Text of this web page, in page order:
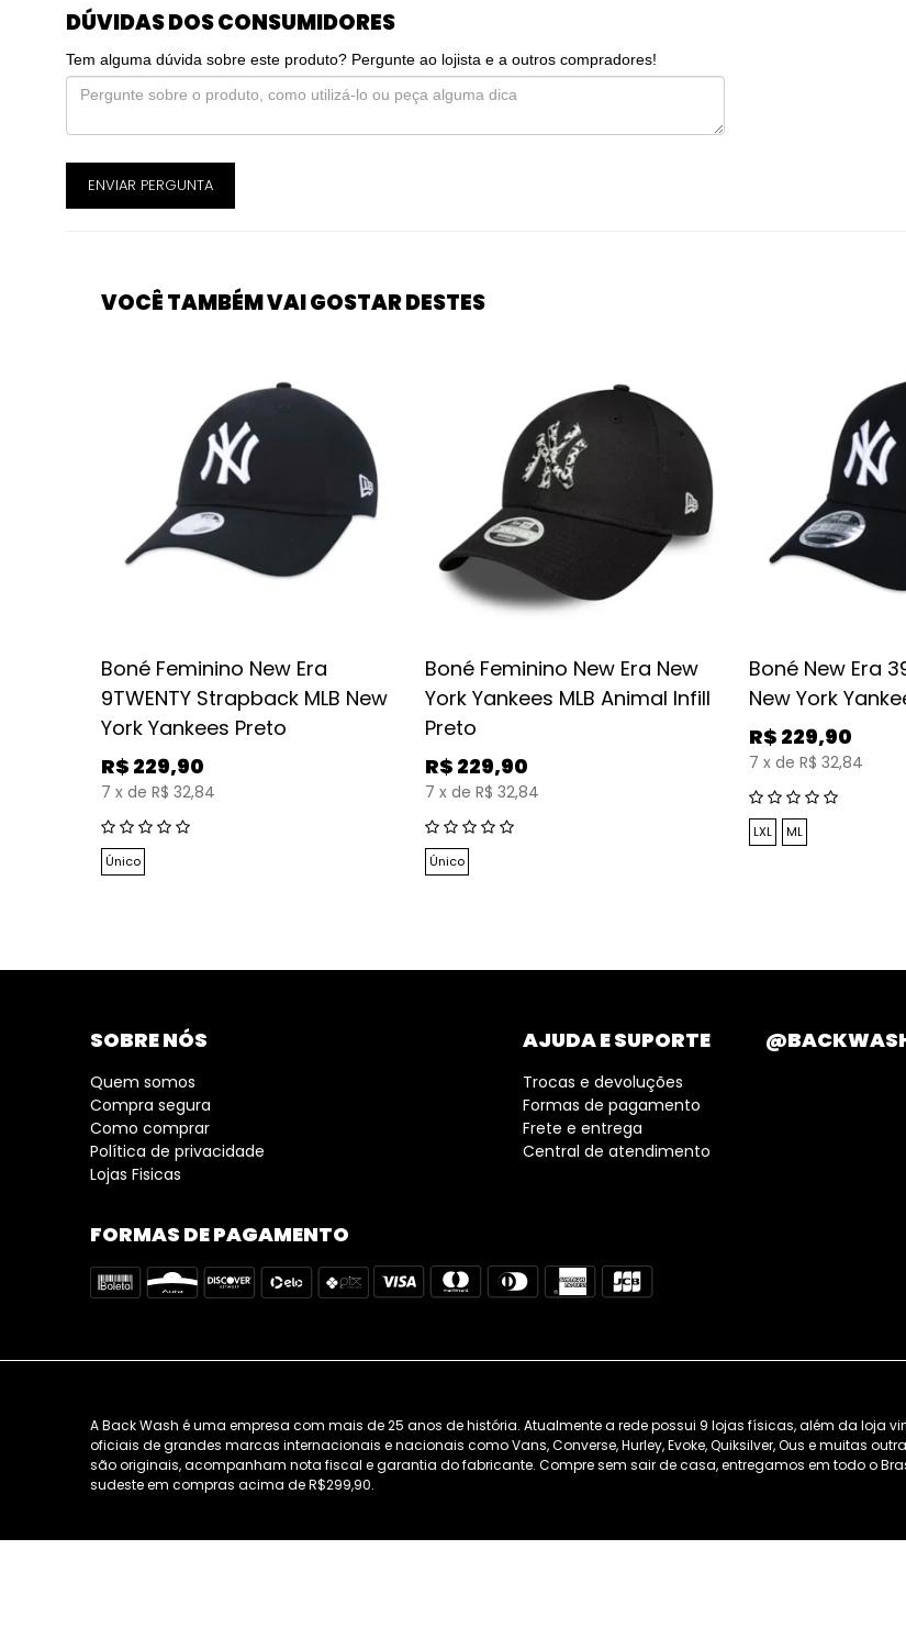
DÚVIDAS DOS CONSUMIDORES
Tem alguma dúvida sobre este produto? Pergunte ao lojista e a outros compradores!
ENVIAR PERGUNTA
VOCÊ TAMBÉM VAI GOSTAR DESTES
Boné Feminino New Era
9TWENTY Strapback MLB New
York Yankees Preto
R$ 229,90
7 x de R$ 32,84
Único
Boné Feminino New Era New
York Yankees MLB Animal Infill
Preto
R$ 229,90
7 x de R$ 32,84
Único
Boné New Era
New York
R$ 229,90
7 x de R$ 32,84
LXL ML
SOBRE NÓS
Quem somos
Compra segura
Como comprar
Política de privacidade
Lojas Fisicas
AJUDA E SUPORTE
Trocas e devoluções
Formas de pagamento
Frete e entrega
Central de atendimento
FORMAS DE PAGAMENTO
A Back Wash é uma empresa com mais de 25 anos de história. Atualmente a rede possui 9 lojas físicas, além da loja
oficiais de grandes marcas internacionais e nacionais como Vans, Converse, Hurley, Evoke, Quiksilver, Ous e muitas
são originais, acompanham nota fiscal e garantia do fabricante. Compre sem sair de casa, entregamos em todo o
sudeste em compras acima de R$299,90.